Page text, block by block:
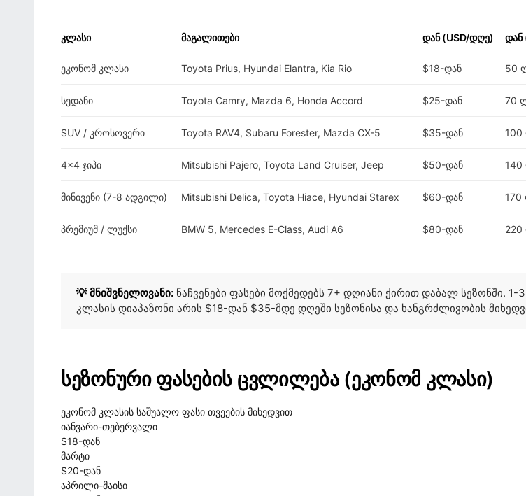
კლასი მაგალითები დან (USD/დღე) დან
ეკონომ კლასი Toyota Prius, Hyundai Elantra, Kia Rio $18-დან 50
სედანი Toyota Camry, Mazda 6, Honda Accord $25-დან 70
SUV / კროსოვერი Toyota RAV4, Subaru Forester, Mazda CX-5 $35-დან
4×4 ჯიპი Mitsubishi Pajero, Toyota Land Cruiser, Jeep $50-დან
მინივენი (7-8 ადგილი) Mitsubishi Delica, Toyota Hiace, Hyundai Starex $60-დან
პრემიუმ / ლუქსი BMW 5, Mercedes E-Class, Audi A6 $80-დან
💡 მნიშვნელოვანი: ნაჩვენები ფასები მოქმედებს 7+ დღიანი ქირით დაბალ სეზონში.
კლასის დიაპაზონი არის $18-დან $35-მდე დღეში სეზონისა და ხანგრძლივობის
სეზონური ფასების ცვლილება (ეკონომ კლასი)
ეკონომ კლასის საშუალო ფასი თვეების მიხედვით
იანვარი-თებერვალი
$18-დან
მარტი
$20-დან
აპრილი-მაისი